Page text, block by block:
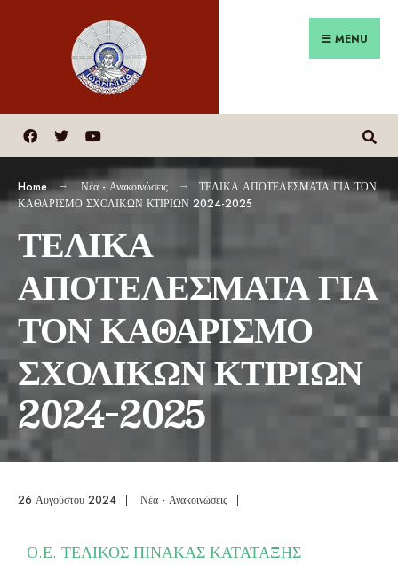
MENU
Home Νέα - Ανακοινώσεις
ΤΕΛΙΚΑ ΑΠΟΤΕΛΕΣΜΑΤΑ ΓΙΑ ΤΟΝ
ΚΑΘΑΡΙΣΜΟ ΣΧΟΛΙΚΩΝ ΚΤΙΡΙΩΝ 2024-2025
ΤΕΛΙΚΑ
ΑΠΟΤΕΛΕΣΜΑΤΑ ΓΙΑ
ΤΟΝ ΚΑΘΑΡΙΣΜΟ
ΣΧΟΛΙΚΩΝ ΚΤΙΡΙΩΝ
2024-2025
26 Αυγούστου 2024 | Νέα - Ανακοινώσεις |
Ο.Ε. ΤΕΛΙΚΟΣ ΠΙΝΑΚΑΣ ΚΑΤΑΤΑΞΗΣ